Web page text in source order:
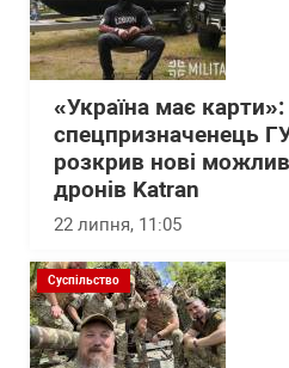
«Україна має карти»:
спецпризначенець
розкрив нові
дронів Katran
22 липня, 11:05
Суспільство